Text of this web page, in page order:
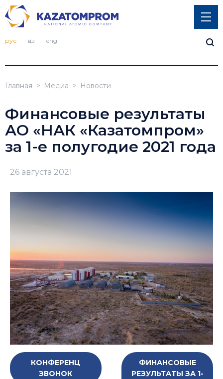
рус қаз eng
Главная Медиа Новости
Финансовые результаты
АО «НАК «Казатомпром»
за 1-е полугодие 2021 года
26 августа 2021
КОНФЕРЕНЦ
ЗВОНОК
ФИНАНСОВЫЕ
РЕЗУЛЬТАТЫ ЗА 1-